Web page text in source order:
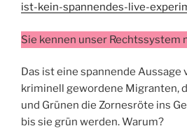
ist-kein-spannendes-live-
Sie kennen unser Rechtssystem
Das ist eine spannende Aussage
kriminell gewordene Migranten,
und Grünen die Zornesröte ins
bis sie grün werden. Warum?